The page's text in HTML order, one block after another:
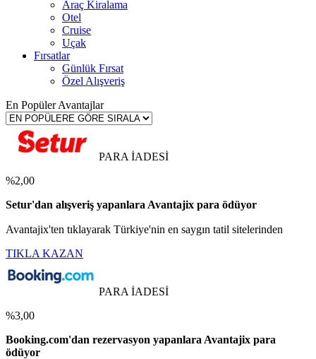
Araç Kiralama
Otel
Cruise
Uçak
Fırsatlar
Günlük Fırsat
Özel Alışveriş
En Popüler Avantajlar
PARA İADESİ
%2,00
Setur'dan alışveriş yapanlara Avantajix para ödüyor
Avantajix'ten tıklayarak Türkiye'nin en saygın tatil sitelerinden
TIKLA KAZAN
PARA İADESİ
%3,00
Booking.com'dan rezervasyon yapanlara Avantajix para
ödüyor